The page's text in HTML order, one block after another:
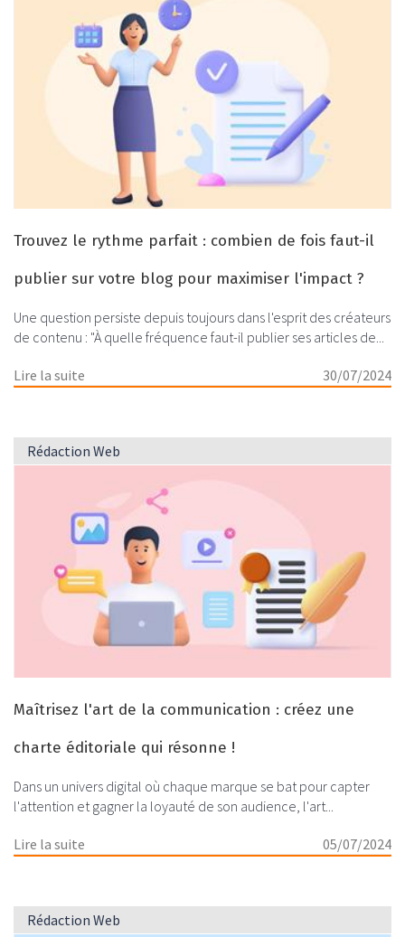
Trouvez le rythme parfait : combien de fois faut-il
publier sur votre blog pour maximiser l'impact ?
Une question persiste depuis toujours dans l'esprit des créateurs
de contenu : "À quelle fréquence faut-il publier ses articles de...
Lire la suite 30/07/2024
Rédaction Web
Maîtrisez l'art de la communication : créez une
charte éditoriale qui résonne !
Dans un univers digital où chaque marque se bat pour capter
l'attention et gagner la loyauté de son audience, l'art...
Lire la suite 05/07/2024
Rédaction Web